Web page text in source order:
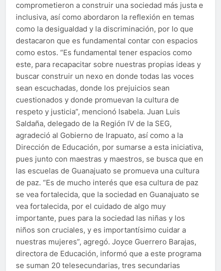
comprometieron a construir una sociedad más justa e
inclusiva, así como abordaron la reflexión en temas
como la desigualdad y la discriminación, por lo que
destacaron que es fundamental contar con espacios
como estos. “Es fundamental tener espacios como
este, para recapacitar sobre nuestras propias ideas y
buscar construir un nexo en donde todas las voces
sean escuchadas, donde los prejuicios sean
cuestionados y donde promuevan la cultura de
respeto y justicia”, mencionó Isabela. Juan Luis
Saldaña, delegado de la Región IV de la SEG,
agradeció al Gobierno de Irapuato, así como a la
Dirección de Educación, por sumarse a esta iniciativa,
pues junto con maestras y maestros, se busca que en
las escuelas de Guanajuato se promueva una cultura
de paz. “Es de mucho interés que esa cultura de paz
se vea fortalecida, que la sociedad en Guanajuato se
vea fortalecida, por el cuidado de algo muy
importante, pues para la sociedad las niñas y los
niños son cruciales, y es importantísimo cuidar a
nuestras mujeres”, agregó. Joyce Guerrero Barajas,
directora de Educación, informó que a este programa
se suman 20 telesecundarias, tres secundarias